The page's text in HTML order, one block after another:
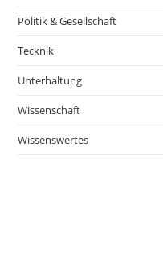
Politik & Gesellschaft
Tecknik
Unterhaltung
Wissenschaft
Wissenswertes